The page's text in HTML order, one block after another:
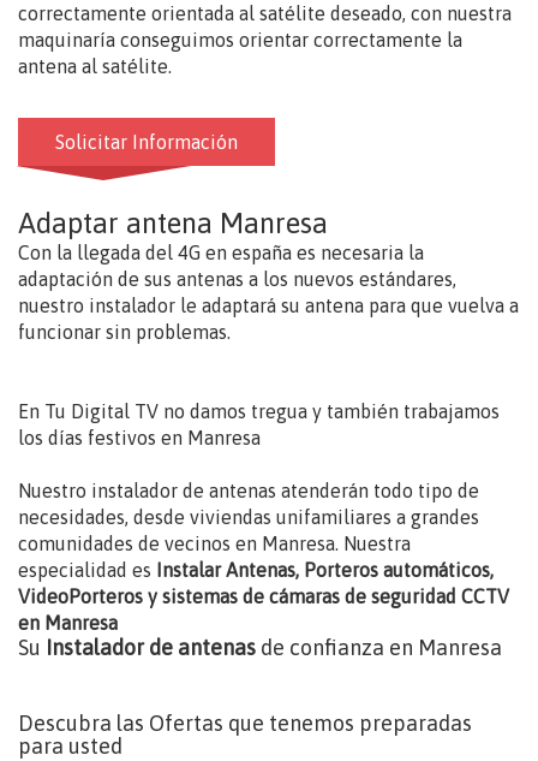
correctamente orientada al satélite deseado, con nuestra
maquinaría conseguimos orientar correctamente la
antena al satélite.
Solicitar Información
Adaptar antena Manresa
Con la llegada del 4G en españa es necesaria la
adaptación de sus antenas a los nuevos estándares,
nuestro instalador le adaptará su antena para que vuelva a
funcionar sin problemas.
En Tu Digital TV no damos tregua y también trabajamos
los días festivos en Manresa
Nuestro instalador de antenas atenderán todo tipo de
necesidades, desde viviendas unifamiliares a grandes
comunidades de vecinos en Manresa. Nuestra
especialidad es Instalar Antenas, Porteros automáticos,
VideoPorteros y sistemas de cámaras de seguridad CCTV
en Manresa
Su Instalador de antenas de confianza en Manresa
Descubra las Ofertas que tenemos preparadas
para usted